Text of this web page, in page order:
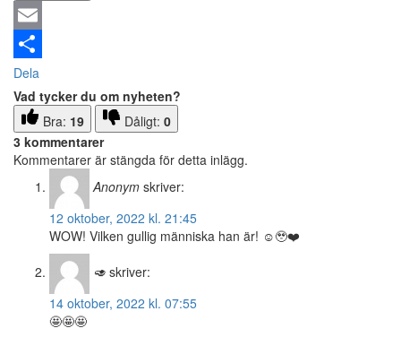
Email
Dela
Vad tycker du om nyheten?
Bra: 19 Dåligt: 0
3 kommentarer
Kommentarer är stängda för detta inlägg.
Anonym skriver:
12 oktober, 2022 kl. 21:45
WOW! Vilken gullig människa han är! ☺️🥹❤️
🥑 skriver:
14 oktober, 2022 kl. 07:55
🤩🤩🤩